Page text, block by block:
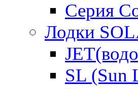
Серия
Лодки
SL (Sun